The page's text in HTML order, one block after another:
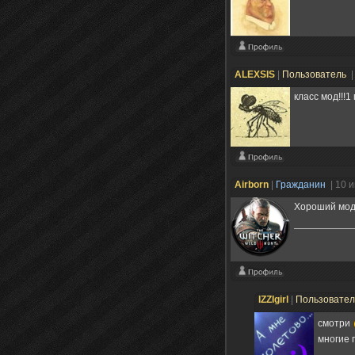
ALEXSIS Пользователь
класс
Airborn Гражданин
| 10
Хороший
IZZIgirl
смотри
многие